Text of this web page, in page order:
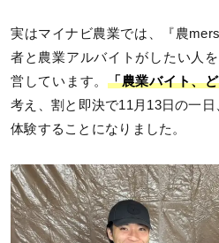
実はマイナビ農業では、『農
者と農業アルバイトがしたい人
営しています。「農業バイト、
考え、割と即決で11月13日の一
体験することになりました。